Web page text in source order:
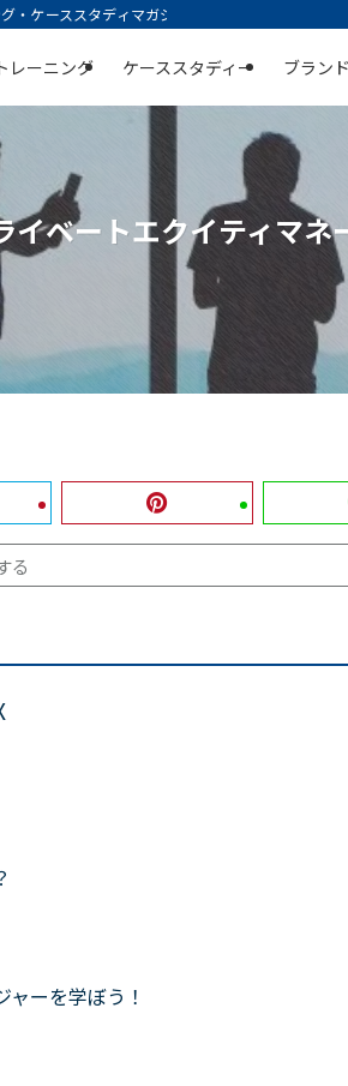
ケーススタディマガジン | 空庭
レーニング ケーススタディー ブラン
ベートエクイティマネ
る
ーを学ぼう！